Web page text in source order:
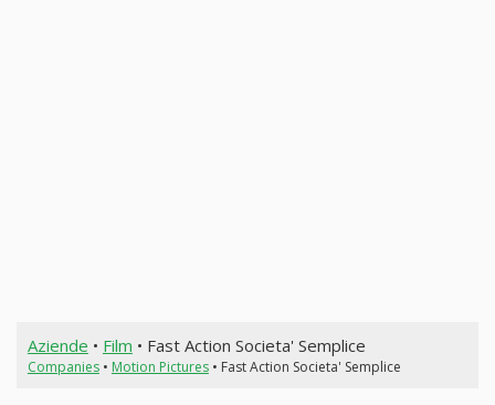
Aziende • Film • Fast Action Societa' Semplice
Companies• Motion Pictures• Fast Action Societa' Semplice